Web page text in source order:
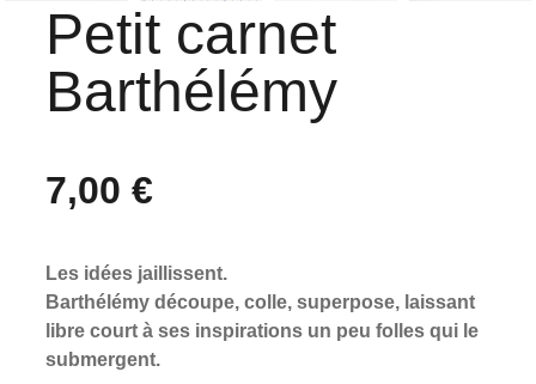
Petit carnet
Barthélémy
7,00 €
Les idées jaillissent.
Barthélémy découpe, colle, superpose, laissant
libre court à ses inspirations un peu folles qui le
submergent.